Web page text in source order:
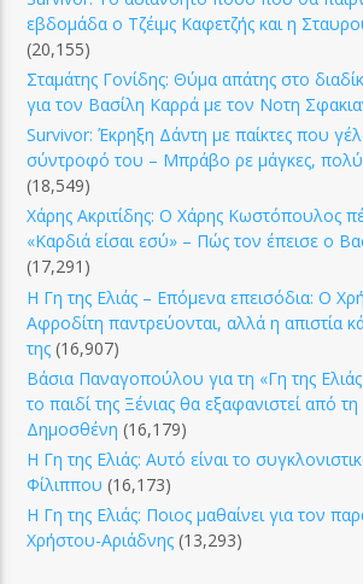
εβδομάδα ο Τζέιμς Καφετζής και η
(20,155)
Σταμάτης Γονίδης: Θύμα απάτης στο
για τον Βασίλη Καρρά με τον Νοτη
Survivor: Έκρηξη Δάντη με παίκτες που
σύντροφό του – Μπράβο ρε μάγκες, πολύ
(18,549)
Χάρης Ακριτίδης: Ο Χάρης Κωστόπουλος
«Καρδιά είσαι εσύ» – Πώς τον έπεισε ο
(17,291)
Η Γη της Ελιάς – Επόμενα επεισόδια: Ο
Αφροδίτη παντρεύονται, αλλά η απιστία
της (16,907)
Βάσια Παναγοπούλου για τη «Γη της
το παιδί της Ξένιας θα εξαφανιστεί από
Δημοσθένη (16,179)
Η Γη της Ελιάς: Αυτό είναι το
Φίλιππου (16,173)
Η Γη της Ελιάς: Ποιος μαθαίνει για τον
Χρήστου-Αριάδνης (13,293)